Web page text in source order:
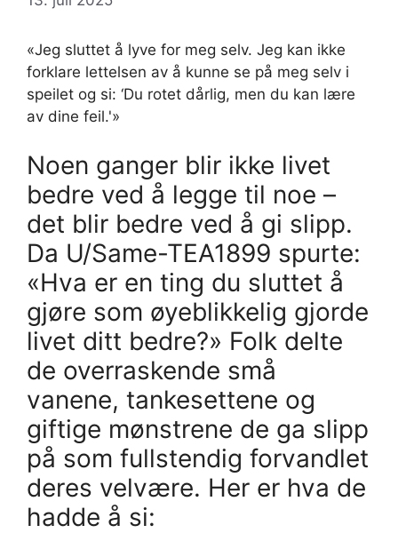
«Jeg sluttet å lyve for meg selv. Jeg kan ikke
forklare lettelsen av å kunne se på meg selv i
speilet og si: ‘Du rotet dårlig, men du kan lære
av dine feil.'»
Noen ganger blir ikke livet
bedre ved å legge til noe –
det blir bedre ved å gi slipp.
Da U/Same-TEA1899 spurte:
«Hva er en ting du sluttet å
gjøre som øyeblikkelig gjorde
livet ditt bedre?» Folk delte
de overraskende små
vanene, tankesettene og
giftige mønstrene de ga slipp
på som fullstendig forvandlet
deres velvære. Her er hva de
hadde å si: